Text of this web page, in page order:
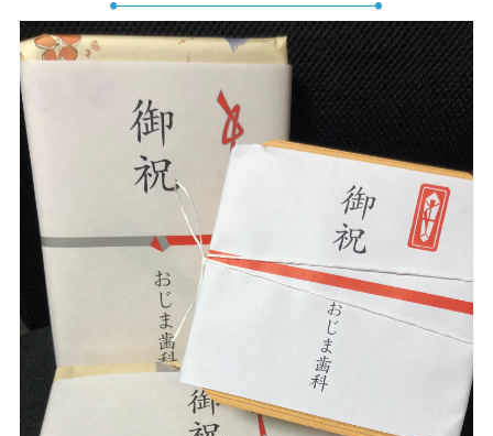
スタッフ紹介
アクセス
料金表